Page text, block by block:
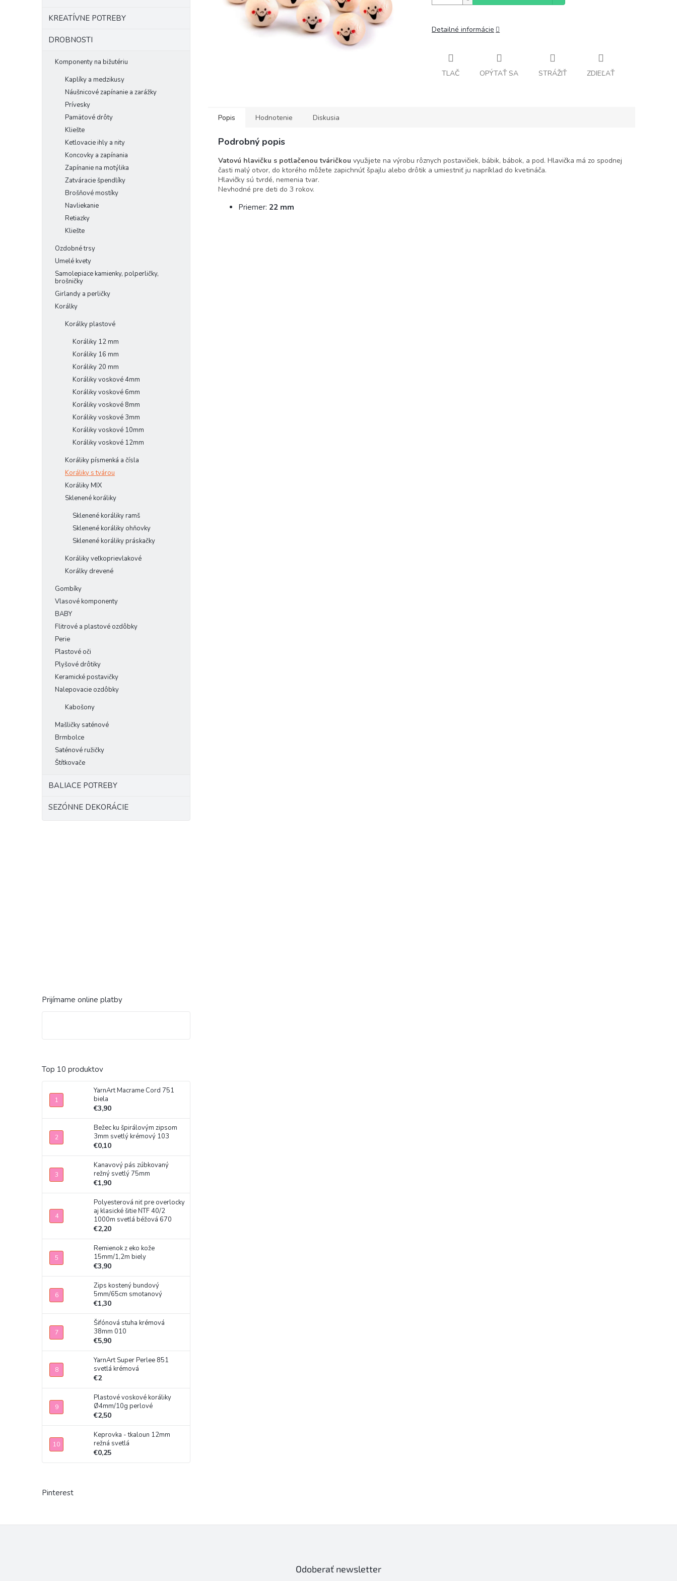
KREATÍVNE POTREBY
DROBNOSTI
Komponenty na bižutériu
Kaplíky a medzikusy
Náušnicové zapínanie a zarážky
Prívesky
Pamäťové drôty
Kliešte
Ketlovacie ihly a nity
Koncovky a zapínania
Zapínanie na motýlika
Zatváracie špendlíky
Brošňové mostíky
Navliekanie
Retiazky
Kliešte
Ozdobné trsy
Umelé kvety
Samolepiace kamienky, polperličky,
brošničky
Girlandy a perličky
Korálky
Korálky plastové
Koráliky 12 mm
Koráliky 16 mm
Koráliky 20 mm
Koráliky voskové 4mm
Koráliky voskové 6mm
Koráliky voskové 8mm
Koráliky voskové 3mm
Koráliky voskové 10mm
Koráliky voskové 12mm
Koráliky písmenká a čísla
Koráliky s tvárou
Koráliky MIX
Sklenené koráliky
Sklenené koráliky ramš
Sklenené koráliky ohňovky
Sklenené koráliky práskačky
Koráliky veľkoprievlakové
Korálky drevené
Gombíky
Vlasové komponenty
BABY
Flitrové a plastové ozdôbky
Perie
Plastové oči
Plyšové drôtiky
Keramické postavičky
Nalepovacie ozdôbky
Kabošony
Mašličky saténové
Brmbolce
Saténové ružičky
Štítkovače
BALIACE POTREBY
SEZÓNNE DEKORÁCIE
Prijímame online platby
Top 10 produktov
YarnArt Macrame Cord 751
biela
€3,90
Bežec ku špirálovým zipsom
3mm svetlý krémový 103
€0,10
Kanavový pás zúbkovaný
režný svetlý 75mm
€1,90
Polyesterová niť pre overlocky
aj klasické šitie NTF 40/2
1000m svetlá béžová 670
€2,20
Remienok z eko kože
15mm/1,2m biely
€3,90
Zips kostený bundový
5mm/65cm smotanový
€1,30
Šifónová stuha krémová
38mm 010
€5,90
YarnArt Super Perlee 851
svetlá krémová
€2
Plastové voskové koráliky
Ø4mm/10g perlové
€2,50
Keprovka - tkaloun 12mm
režná svetlá
€0,25
Pinterest
Detailné informácie
TLAČ OPÝTAŤ SA STRÁŽIŤ ZDIEĽAŤ
Popis Hodnotenie Diskusia
Podrobný popis
Vatovú hlavičku s potlačenou tváričkou využijete na výrobu rôznych postavičiek, bábik, bábok, a pod. Hlavička má zo spodnej
časti malý otvor, do ktorého môžete zapichnúť špajlu alebo drôtik a umiestniť ju napríklad do kvetináča.
Hlavičky sú tvrdé, nemenia tvar.
Nevhodné pre deti do 3 rokov.
Priemer: 22 mm
Odoberať newsletter